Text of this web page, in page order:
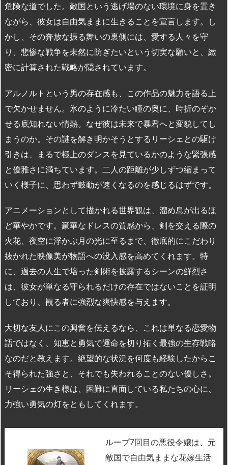
危険な道でした。敵国という逃げ場のない環境に身を置き
ながら、彼女は自由気ままに生きることを宣言します。し
かし、その奔放な振る舞いの裏側には、愛する人々を守
り、悲惨な戦争を未然に防ぎたいという切実な願いと、緻
密に計算された戦略が隠されています。
アルノルトという男の存在感も、この作品の魅力を語る上
で欠かせません。氷のように冷たい瞳の奥に、時折のぞか
せる底知れない情熱。なぜ彼は未来で暴君へと変貌してし
まうのか。その謎を解き明かそうとするリーシェとの駆け
引きは、まるで極上のダンスを見ているかのような緊張感
と優雅さに満ちています。二人の距離が少しずつ縮まって
いく様子に、思わず鼓動が速くなるのを感じるはずです。
アニメーションとして描かれる世界観は、溜め息が出るほ
ど華やかです。豪華なドレスの質感から、剣を交える際の
火花、夜空に浮かぶ月の光に至るまで、徹底的にこだわり
抜かれた映像美が物語への没入感を高めてくれます。特
に、過去の人生で培った剣術を披露するシーンの鮮烈さ
は、彼女が単なる守られるだけの存在ではないことを証明
しており、観る者に強烈な爽快感を与えます。
大切な友人にこの興奮を伝えるなら、これは単なる恋愛物
語ではなく、知恵と勇気で運命を切り拓く最強の生存戦略
なのだと教えます。絶望的な状況を何度も経験したからこ
そ得られた強さと、それでも失われることのない優しさ。
リーシェの生き様は、困難に直面している私たちの心に、
力強い勇気の灯をともしてくれます。
ループ7回目の悪役令嬢は、元
敵国で自由気ままな花嫁生活